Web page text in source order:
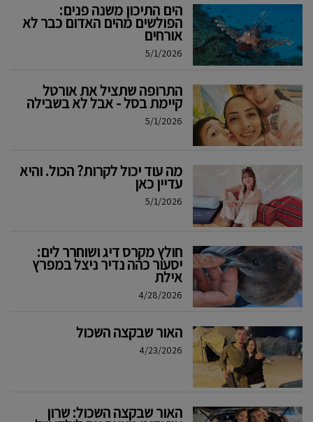
הים התיכון משנה פנים:
הפולשים מהים האדום כבר לא
אורחים
5/1/2026
התרופה שתציל את אורטל
קיימת בסל - אבל לא בשבילה
5/1/2026
מה עוד יכול לקרות? הכול. והיא
עדיין כאן
5/1/2026
חולץ מקרס דיג ושוחרר לים:
יסעור כהה נדיר ניצל במפרץ
אילת
4/28/2026
האור שבקצה השכול
4/23/2026
האור שבקצה השכול: שרון